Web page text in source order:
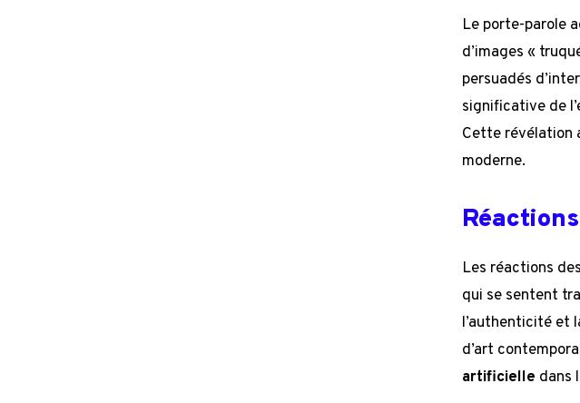
Le porte-parole
d’images «
persuadés
significative de
Cette révélation
moderne.
Les réactions
qui se sentent
l’authenticité et
d’art
artificielle dans